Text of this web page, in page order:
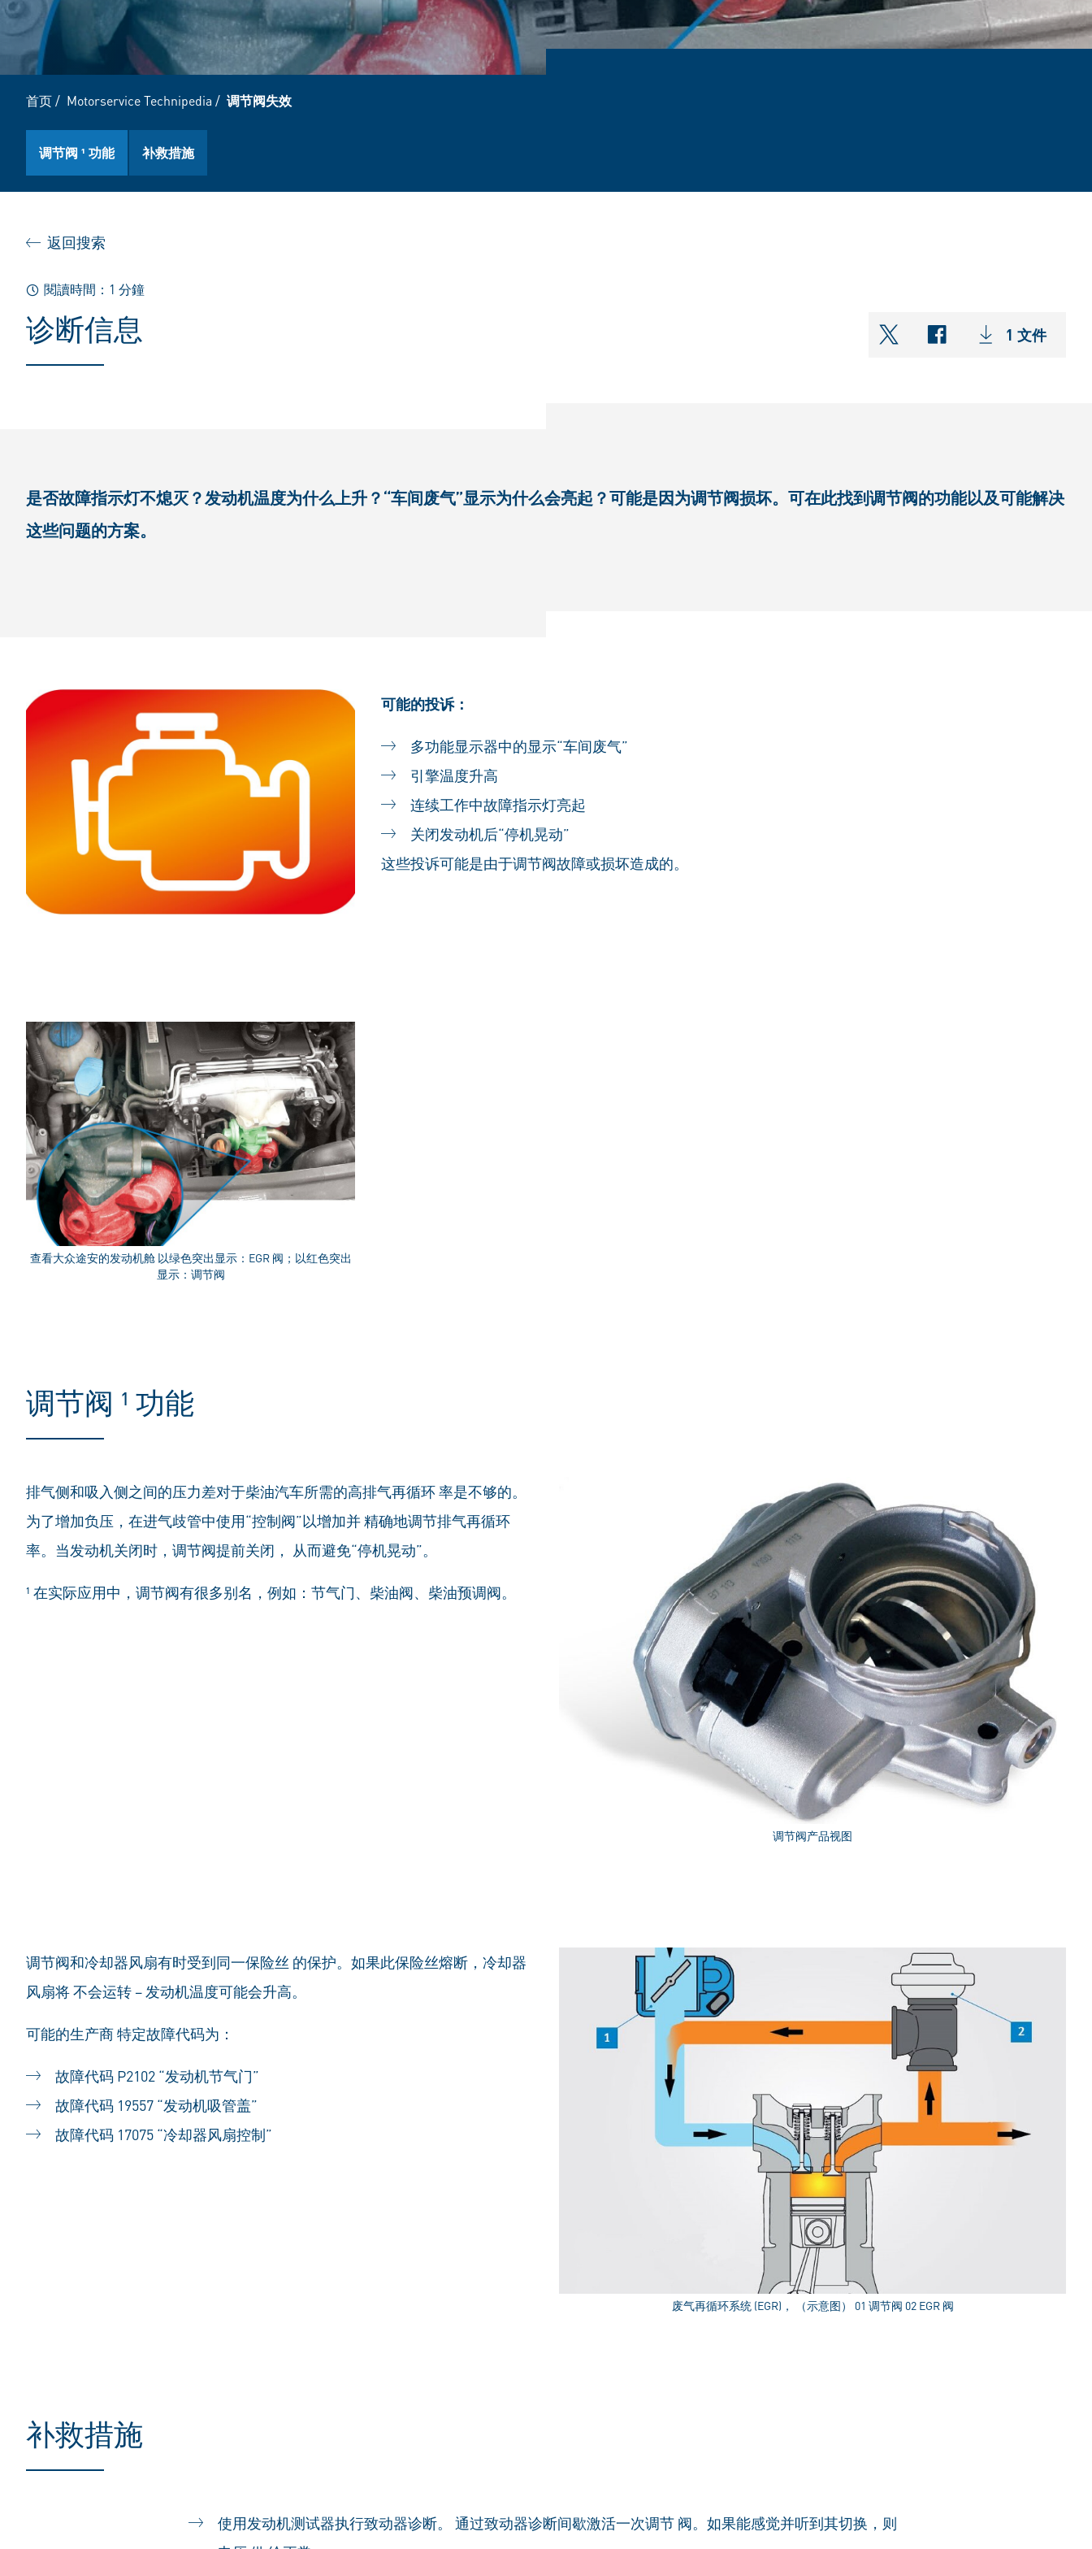
首页/ Motorservice Technipedia / 调节阀失效
调节阀 ¹ 功能 补救措施
返回搜索
閱讀時間：1 分鐘
诊断信息 shareOntwitter
shareOnfacebook
1 文件
是否故障指示灯不熄灭？发动机温度为什么上升？“车间废气”显示为什么会亮起？可能是因为调节阀损坏。可在此找到调节阀的功能以及可能解决
这些问题的方案。
可能的投诉：
多功能显示器中的显示“车间废气”
引擎温度升高
连续工作中故障指示灯亮起
关闭发动机后“停机晃动”
这些投诉可能是由于调节阀故障或损坏造成的。
查看大众途安的发动机舱 以绿色突出显示：EGR 阀；以红色突出
显示：调节阀
调节阀 ¹ 功能
排气侧和吸入侧之间的压力差对于柴油汽车所需的高排气再循环 率是不够的。
为了增加负压，在进气歧管中使用“控制阀”以增加并 精确地调节排气再循环
率。当发动机关闭时，调节阀提前关闭， 从而避免“停机晃动”。
¹ 在实际应用中，调节阀有很多别名，例如：节气门、柴油阀、柴油预调阀。
调节阀产品视图
调节阀和冷却器风扇有时受到同一保险丝 的保护。如果此保险丝熔断，冷却器
风扇将 不会运转 – 发动机温度可能会升高。
可能的生产商 特定故障代码为：
故障代码 P2102 “发动机节气门”
故障代码 19557 “发动机吸管盖”
故障代码 17075 “冷却器风扇控制”
废气再循环系统 (EGR)， （示意图） 01 调节阀 02 EGR 阀
补救措施
使用发动机测试器执行致动器诊断。 通过致动器诊断间歇激活一次调节 阀。如果能感觉并听到其切换，则